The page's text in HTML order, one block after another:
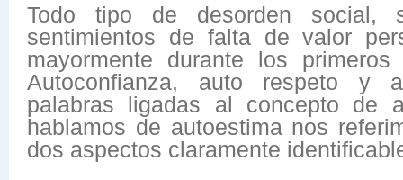
Todo tipo de desorden social,
sentimientos de falta de valor
mayormente durante los
Autoconfianza, auto respeto y
palabras ligadas al concepto de
hablamos de autoestima nos
dos aspectos claramente